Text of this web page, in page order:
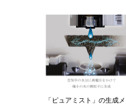
「ピュアミスト」の生成